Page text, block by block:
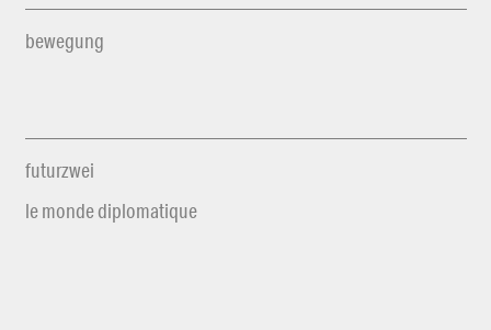
bewegung
futurzwei
le monde diplomatique